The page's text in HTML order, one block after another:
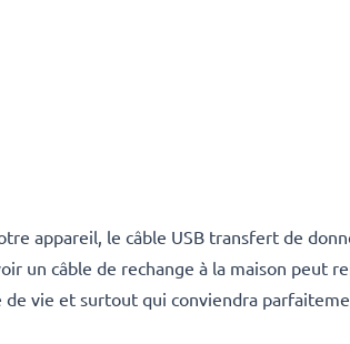
appareil, le câble USB transfert de
un câble de rechange à la maison peut
vie et surtout qui conviendra